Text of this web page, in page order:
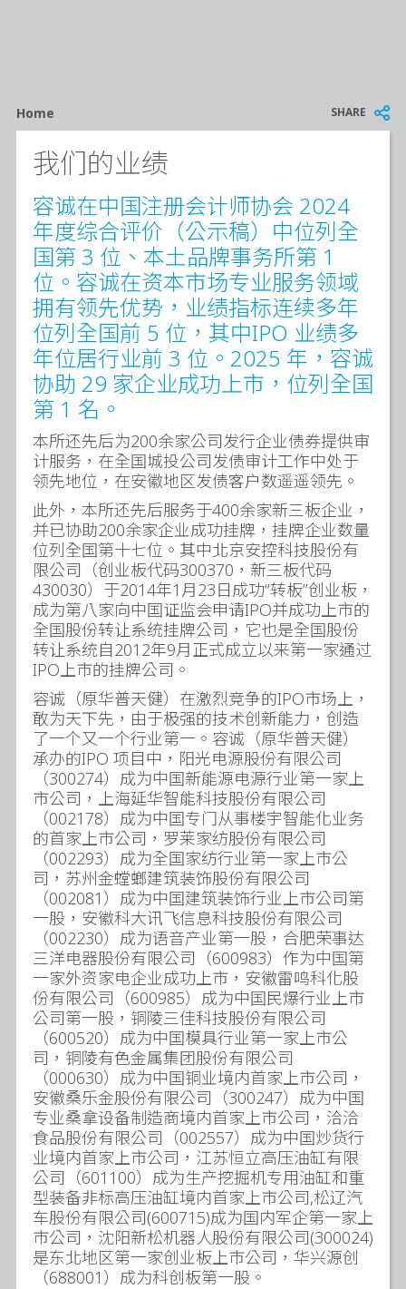
Breadcrumb
Home SHARE
我们的业绩
容诚在中国注册会计师协会 2024
年度综合评价（公示稿）中位列全
国第 3 位、本土品牌事务所第 1
位。容诚在资本市场专业服务领域
拥有领先优势，业绩指标连续多年
位列全国前 5 位，其中IPO 业绩多
年位居行业前 3 位。2025 年，容诚
协助 29 家企业成功上市，位列全国
第 1 名。
本所还先后为200余家公司发行企业债券提供审
计服务，在全国城投公司发债审计工作中处于
领先地位，在安徽地区发债客户数遥遥领先。
此外，本所还先后服务于400余家新三板企业，
并已协助200余家企业成功挂牌，挂牌企业数量
位列全国第十七位。其中北京安控科技股份有
限公司（创业板代码300370，新三板代码
430030）于2014年1月23日成功“转板”创业板，
成为第八家向中国证监会申请IPO并成功上市的
全国股份转让系统挂牌公司，它也是全国股份
转让系统自2012年9月正式成立以来第一家通过
IPO上市的挂牌公司。
容诚（原华普天健）在激烈竞争的IPO市场上，
敢为天下先，由于极强的技术创新能力，创造
了一个又一个行业第一。容诚（原华普天健）
承办的IPO 项目中，阳光电源股份有限公司
（300274）成为中国新能源电源行业第一家上
市公司，上海延华智能科技股份有限公司
（002178）成为中国专门从事楼宇智能化业务
的首家上市公司，罗莱家纺股份有限公司
（002293）成为全国家纺行业第一家上市公
司，苏州金螳螂建筑装饰股份有限公司
（002081）成为中国建筑装饰行业上市公司第
一股，安徽科大讯飞信息科技股份有限公司
（002230）成为语音产业第一股，合肥荣事达
三洋电器股份有限公司（600983）作为中国第
一家外资家电企业成功上市，安徽雷鸣科化股
份有限公司（600985）成为中国民爆行业上市
公司第一股，铜陵三佳科技股份有限公司
（600520）成为中国模具行业第一家上市公
司，铜陵有色金属集团股份有限公司
（000630）成为中国铜业境内首家上市公司，
安徽桑乐金股份有限公司（300247）成为中国
专业桑拿设备制造商境内首家上市公司，洽洽
食品股份有限公司（002557）成为中国炒货行
业境内首家上市公司，江苏恒立高压油缸有限
公司（601100）成为生产挖掘机专用油缸和重
型装备非标高压油缸境内首家上市公司,松辽汽
车股份有限公司(600715)成为国内军企第一家上
市公司，沈阳新松机器人股份有限公司(300024)
是东北地区第一家创业板上市公司，华兴源创
（688001）成为科创板第一股。